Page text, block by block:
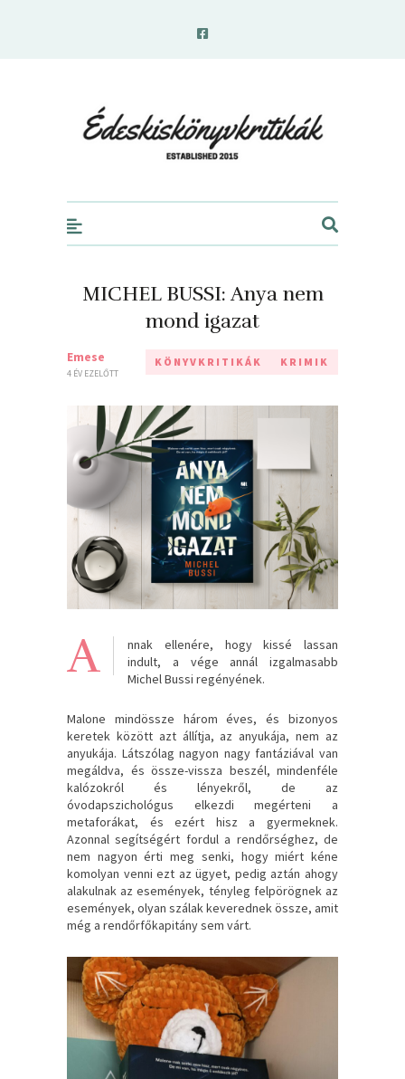
MICHEL BUSSI: Anya nem
mond igazat
Emese
4 ÉV EZELŐTT
KÖNYVKRITIKÁK KRIMIK
A
nnak ellenére, hogy kissé lassan
indult, a vége annál izgalmasabb
Michel Bussi regényének.
Malone mindössze három éves, és bizonyos
keretek között azt állítja, az anyukája, nem az
anyukája. Látszólag nagyon nagy fantáziával van
megáldva, és össze-vissza beszél, mindenféle
kalózokról és lényekről, de az
óvodapszichológus elkezdi megérteni a
metaforákat, és ezért hisz a gyermeknek.
Azonnal segítségért fordul a rendőrséghez, de
nem nagyon érti meg senki, hogy miért kéne
komolyan venni ezt az ügyet, pedig aztán ahogy
alakulnak az események, tényleg felpörögnek az
események, olyan szálak keverednek össze, amit
még a rendőrfőkapitány sem várt.